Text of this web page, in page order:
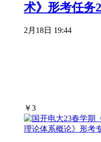
术》形考任务
2月18日 19:44
￥3